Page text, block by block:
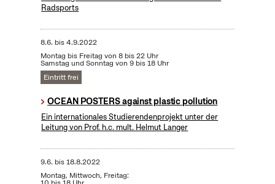
Radsports
8.6. bis4.9.2022
Montag bis Freitag von 8 bis 22 Uhr
Samstag und Sonntag von 9 bis 18 Uhr
Eintritt frei
OCEAN POSTERS against plastic pollution
Ein internationales Studierendenprojekt unter der
Leitung von Prof. h.c. mult. Helmut Langer
9.6. bis18.8.2022
Montag, Mittwoch, Freitag: